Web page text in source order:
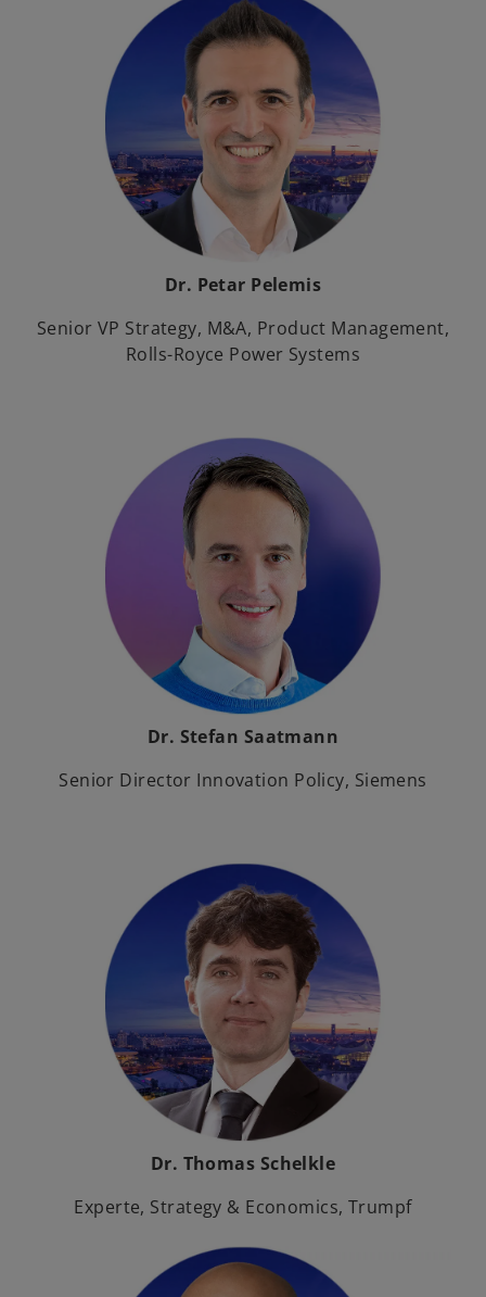
Dr. Petar Pelemis
Senior VP Strategy, M&A, Product Management,
Rolls-Royce Power Systems
Dr. Stefan Saatmann
Senior Director Innovation Policy, Siemens
Dr. Thomas Schelkle
Experte, Strategy & Economics, Trumpf